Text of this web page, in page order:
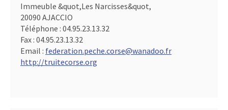
Immeuble &quot,Les Narcisses&quot,
20090 AJACCIO
Téléphone : 04.95.23.13.32
Fax : 04.95.23.13.32
Email : federation.peche.corse@wanadoo.fr
http://truitecorse.org